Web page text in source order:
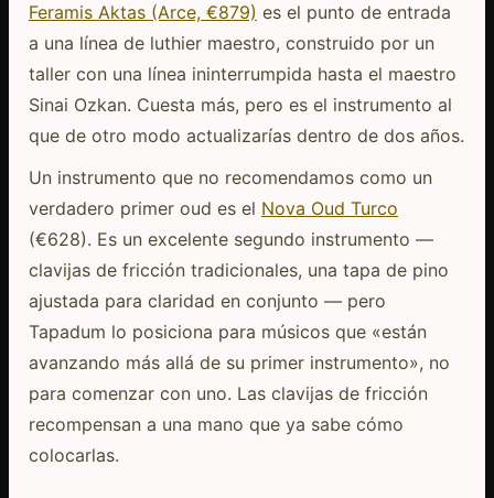
Feramis Aktas (Arce, €879) es el punto de entrada
a una línea de luthier maestro, construido por un
taller con una línea ininterrumpida hasta el maestro
Sinai Ozkan. Cuesta más, pero es el instrumento al
que de otro modo actualizarías dentro de dos años.
Un instrumento que no recomendamos como un
verdadero primer oud es el Nova Oud Turco
(€628). Es un excelente segundo instrumento —
clavijas de fricción tradicionales, una tapa de pino
ajustada para claridad en conjunto — pero
Tapadum lo posiciona para músicos que «están
avanzando más allá de su primer instrumento», no
para comenzar con uno. Las clavijas de fricción
recompensan a una mano que ya sabe cómo
colocarlas.